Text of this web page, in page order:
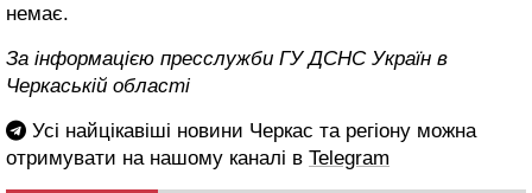
немає.
За інформацією пресслужби ГУ ДСНС Україн в
Черкаській області
Усі найцікавіші новини Черкас та регіону можна
отримувати на нашому каналі в Telegram